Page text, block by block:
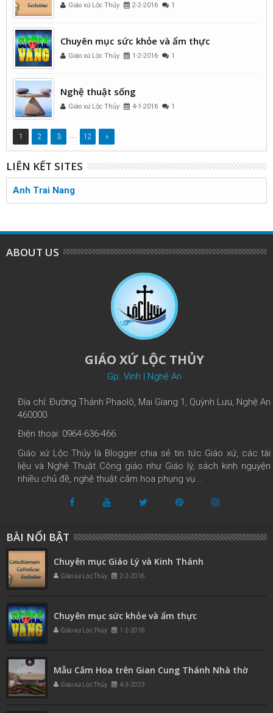
Giáo xứ Lộc Thủy 2-2-2016 1
Chuyên mục sức khỏe và ẩm thực
Giáo xứ Lộc Thủy 1-2-2016 1
Nghệ thuật sống
Giáo xứ Lộc Thủy 4-1-2016 1
1 2 3 ... 12 »
LIÊN KẾT SITES
Anh Trai Nang
ABOUT US
GIÁO XỨ LỘC THỦY
Gp. Vinh | Nghệ An
Địa chỉ: Đường Thánh Phaolô, Mai Giang 1, Quỳnh Lưu, Nghệ An
460000
Điện thoại: 0964-636-466
Giáo xứ Lộc Thủy là Blogger chia sẻ tin tức Giáo xứ, các tài
liệu và Nghệ Thuật Công giáo như Giáo lý, sách kinh nguyện
nhiều chủ đề, nghệ thuật cắm hoa phụng vụ...
BÀI NỔI BẬT
Chuyên mục Giáo Lý và Kinh Thánh
Giáo xứ Lộc Thủy 2-2-2016
Chuyên mục sức khỏe và ẩm thực
Giáo xứ Lộc Thủy 1-2-2016
Mẫu Cắm Hoa trên Gian Cung Thánh Nhà thờ
Giáo xứ Lộc Thủy 4-3-2023